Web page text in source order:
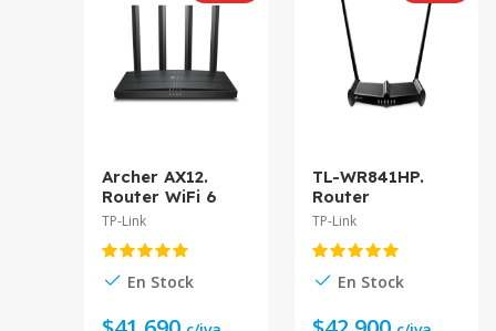
Archer AX12.
Router WiFi 6
Tp-Link AX1500
(1201Mbps en
5GHz y 300Mbps
puerto WAN 3
TP-Link
En Stock
TL-WR841HP.
Router
inalámbrico Tp-
2.4GHz 1 puerto
WAN 4 puertos
TP-Link
En Stock